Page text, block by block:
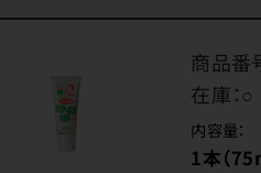
商品番
在庫：○
内容量：
1本（